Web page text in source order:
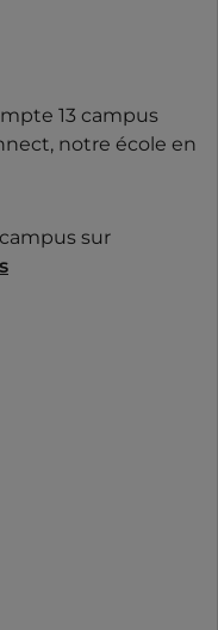
13 campus
notre école en
sur